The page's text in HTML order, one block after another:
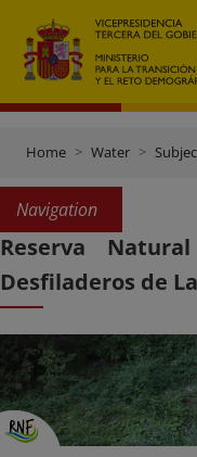
Home Water
Navigation
Reserva
Desfiladeros de